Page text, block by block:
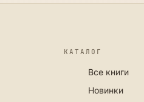
КАТАЛОГ
Все книги
Новинки